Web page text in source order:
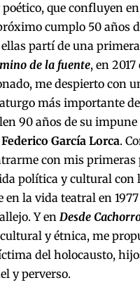
que confluyen
cumplo 50 años
partí de una
de la fuente, en
me despierto con
más importante
90 años de su
Federico García Lorca.
con mis primeras
política y cultural con
en la vida teatral en
Y en Desde
y étnica, me
del holocausto,
y perverso.